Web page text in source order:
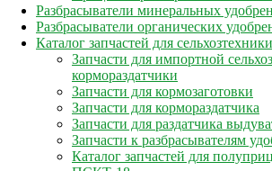
Разбрасыватели минеральных
Разбрасыватели органических
Каталог запчастей для сельхозтехники
Запчасти для импортной
кормораздатчики
Запчасти для кормозаготовки
Запчасти для кормораздатчика
Запчасти для раздатчика
Запчасти к разбрасывателям
Каталог запчастей для